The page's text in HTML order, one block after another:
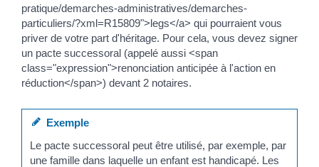
pratique/demarches-administratives/demarches-
particuliers/?xml=R15809">legs</a> qui pourraient vous
priver de votre part d'héritage. Pour cela, vous devez signer
un pacte successoral (appelé aussi <span
class="expression">renonciation anticipée à l'action en
réduction</span>) devant 2 notaires.
Exemple
Le pacte successoral peut être utilisé, par exemple, par
une famille dans laquelle un enfant est handicapé. Les